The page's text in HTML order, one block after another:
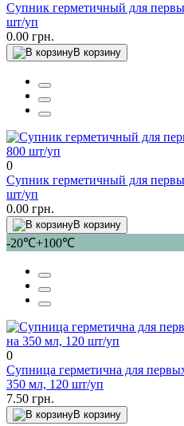
Супник герметичный для
шт/уп
0.00 грн.
В корзину
0
Супник герметичный для
шт/уп
0.00 грн.
В корзину
-20℃+100℃
0
Супница герметична для
350 мл, 120 шт/уп
7.50 грн.
В корзину